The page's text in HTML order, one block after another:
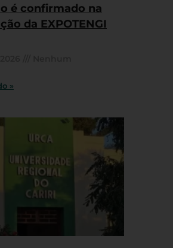
é confirmado na
da EXPOTENGI
»